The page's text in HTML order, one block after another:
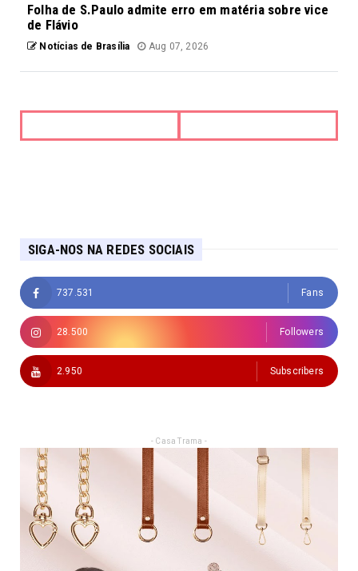
Folha de S.Paulo admite erro em matéria sobre vice
de Flávio
Notícias de Brasília Aug 07, 2026
SIGA-NOS NA REDES SOCIAIS
737.531 Fans
28.500 Followers
2.950 Subscribers
- Casa Trama -